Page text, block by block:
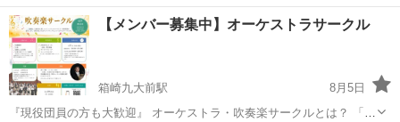
す。。 ピアノの生徒さんは３歳からシルバーのかたまでレッスンをし
ています。兄弟 親子 姉妹 祖母お孫 祖父お孫さんは主な方のレ
ッスン料＋2000円になっておりま...
福岡 北九州市 安部山公園駅 療育
【メンバー募集中】オーケストラサークル
箱崎九大前駅
8月5日
『現役団員の方も大歓迎』 オーケストラ・吹奏楽サークルとは？ 「も